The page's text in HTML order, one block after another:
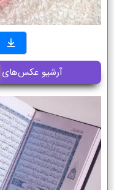
آرشیو عکس‌های